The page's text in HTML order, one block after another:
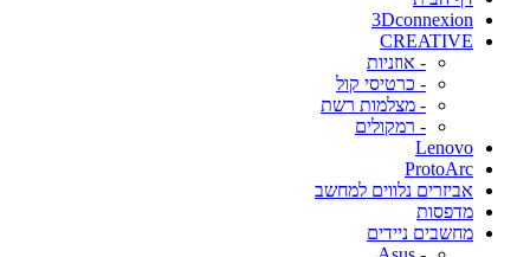
3Dconnexion
CREATIVE
- אוזניות
- כרטיסי קול
- מצלמות רשת
- רמקולים
Lenovo
ProtoArc
אביזרים נלווים למחשב
מדפסות
מחשבים ניידים